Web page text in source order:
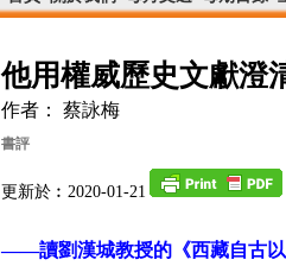
他用權威歷史文獻澄
作者： 蔡詠梅
書評
更新於︰2020-01-21
——讀劉漢城教授的《西藏自古以